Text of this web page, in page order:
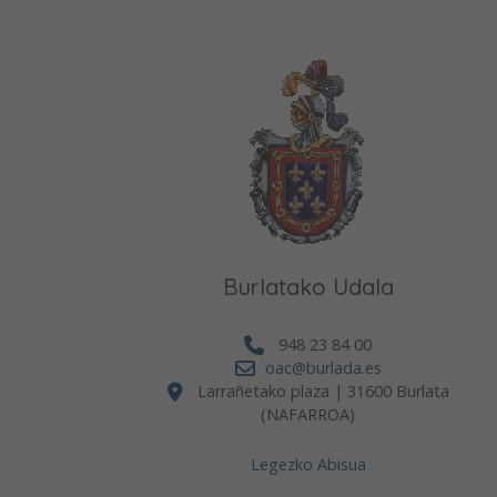
Burlatako Udala
948 23 84 00
oac@burlada.es
Larrañetako plaza | 31600 Burlata
(NAFARROA)
Legezko Abisua